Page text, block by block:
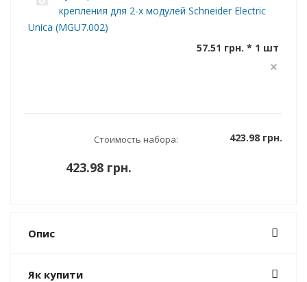
крепления для 2-х модулей Schneider Electric
Unica (MGU7.002)
57.51 грн. * 1 шт
Стоимость набора: 423.98 грн.
423.98 грн.
Опис
Як купити